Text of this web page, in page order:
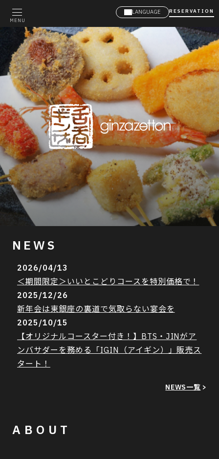
MENU
LANGUAGE RESERVATION
NEWS
2026/04/13
＜期間限定＞いいとこどりコースを特別価格で！
2025/12/26
新年会は東銀座の裏道で気取らない宴会を
2025/10/15
【オリジナルコースター付き！】BTS・JINがア
ンバサダーを務める「IGIN（アイギン）」販売ス
タート！
NEWS一覧 >
ABOUT